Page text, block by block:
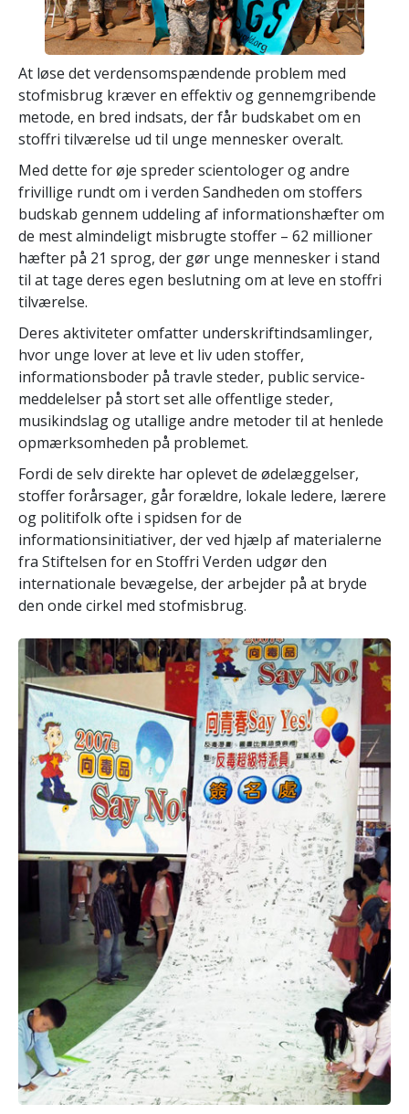
At løse det verdensomspændende problem med
stofmisbrug kræver en effektiv og gennemgribende
metode, en bred indsats, der får budskabet om en
stoffri tilværelse ud til unge mennesker overalt.
Med dette for øje spreder scientologer og andre
frivillige rundt om i verden Sandheden om stoffers
budskab gennem uddeling af informationshæfter om
de mest almindeligt misbrugte stoffer – 62 millioner
hæfter på 21 sprog, der gør unge mennesker i stand
til at tage deres egen beslutning om at leve en stoffri
tilværelse.
Deres aktiviteter omfatter underskriftindsamlinger,
hvor unge lover at leve et liv uden stoffer,
informationsboder på travle steder, public service-
meddelelser på stort set alle offentlige steder,
musikindslag og utallige andre metoder til at henlede
opmærksomheden på problemet.
Fordi de selv direkte har oplevet de ødelæggelser,
stoffer forårsager, går forældre, lokale ledere, lærere
og politifolk ofte i spidsen for de
informationsinitiativer, der ved hjælp af materialerne
fra Stiftelsen for en Stoffri Verden udgør den
internationale bevægelse, der arbejder på at bryde
den onde cirkel med stofmisbrug.